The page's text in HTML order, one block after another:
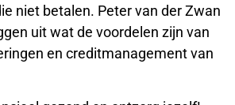
niet betalen. Peter van der Zwan
uit wat de voordelen zijn van
en creditmanagement van